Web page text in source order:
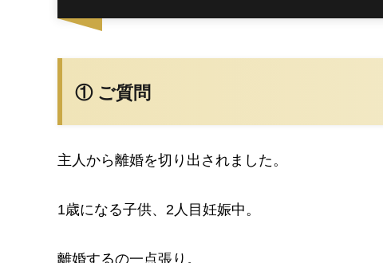
① ご質問
主人から離婚を切り出されました。
1歳になる子供、2人目妊娠中。
離婚するの一点張り。